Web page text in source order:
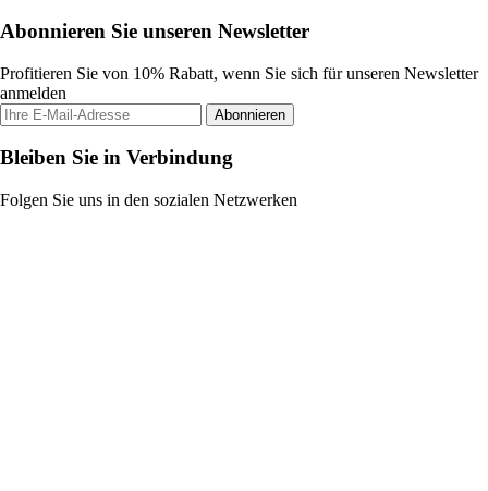
Abonnieren Sie unseren Newsletter
Profitieren Sie von 10% Rabatt, wenn Sie sich für unseren Newsletter
anmelden
Abonnieren
Bleiben Sie in Verbindung
Folgen Sie uns in den sozialen Netzwerken